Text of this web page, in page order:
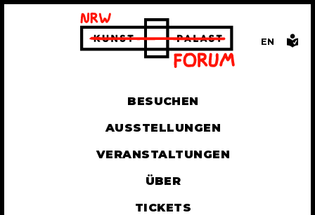
BESUCHEN
AUSSTELLUNGEN
VERANSTALTUNGEN
ÜBER
TICKETS
EN GLISH